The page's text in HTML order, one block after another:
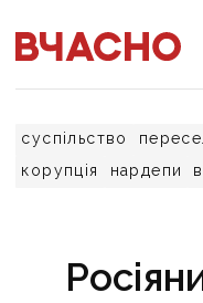
суспільство
корупція
нардепи